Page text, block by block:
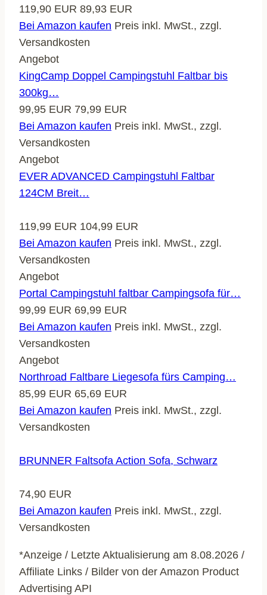
119,90 EUR 89,93 EUR
Bei Amazon kaufen Preis inkl. MwSt., zzgl.
Versandkosten
Angebot
KingCamp Doppel Campingstuhl Faltbar bis
300kg…
99,95 EUR 79,99 EUR
Bei Amazon kaufen Preis inkl. MwSt., zzgl.
Versandkosten
Angebot
EVER ADVANCED Campingstuhl Faltbar
124CM Breit…
119,99 EUR 104,99 EUR
Bei Amazon kaufen Preis inkl. MwSt., zzgl.
Versandkosten
Angebot
Portal Campingstuhl faltbar Campingsofa für…
99,99 EUR 69,99 EUR
Bei Amazon kaufen Preis inkl. MwSt., zzgl.
Versandkosten
Angebot
Northroad Faltbare Liegesofa fürs Camping…
85,99 EUR 65,69 EUR
Bei Amazon kaufen Preis inkl. MwSt., zzgl.
Versandkosten
BRUNNER Faltsofa Action Sofa, Schwarz
74,90 EUR
Bei Amazon kaufen Preis inkl. MwSt., zzgl.
Versandkosten
*Anzeige / Letzte Aktualisierung am 8.08.2026 /
Affiliate Links / Bilder von der Amazon Product
Advertising API